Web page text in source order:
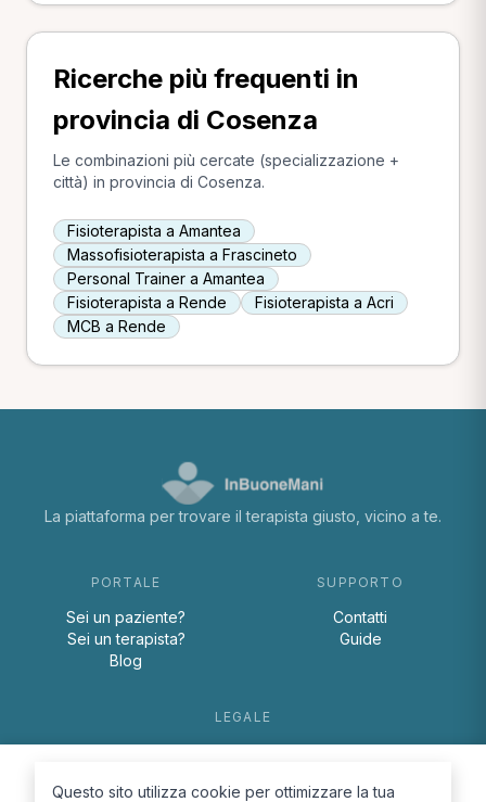
Ricerche più frequenti in
provincia di Cosenza
Le combinazioni più cercate (specializzazione +
città) in provincia di Cosenza.
Fisioterapista a Amantea
Massofisioterapista a Frascineto
Personal Trainer a Amantea
Fisioterapista a Rende
Fisioterapista a Acri
MCB a Rende
La piattaforma per trovare il terapista giusto, vicino a te.
PORTALE
Sei un paziente?
Sei un terapista?
Blog
SUPPORTO
Contatti
Guide
LEGALE
Cookie Policy
Questo sito utilizza cookie per ottimizzare la tua